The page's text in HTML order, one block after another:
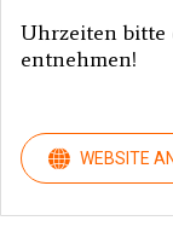
Uhrzeiten bitte
entnehmen!
WEBSITE